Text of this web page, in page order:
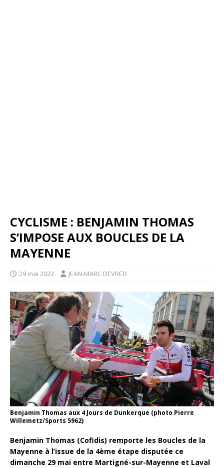
CYCLISME : BENJAMIN THOMAS
S’IMPOSE AUX BOUCLES DE LA
MAYENNE
29 mai 2022 JEAN-MARC DEVRED
Benjamin Thomas aux 4 Jours de Dunkerque (photo Pierre
Willemetz/Sports 5962)
Benjamin Thomas (Cofidis) remporte les Boucles de la
Mayenne à l’issue de la 4ème étape disputée ce
dimanche 29 mai entre Martigné-sur-Mayenne et Laval